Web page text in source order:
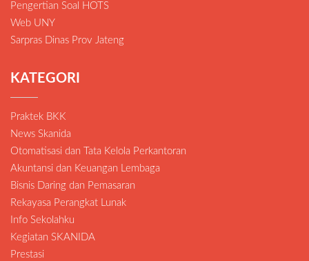
Pengertian Soal HOTS
Web UNY
Sarpras Dinas Prov Jateng
KATEGORI
Praktek BKK
News Skanida
Otomatisasi dan Tata Kelola Perkantoran
Akuntansi dan Keuangan Lembaga
Bisnis Daring dan Pemasaran
Rekayasa Perangkat Lunak
Info Sekolahku
Kegiatan SKANIDA
Prestasi